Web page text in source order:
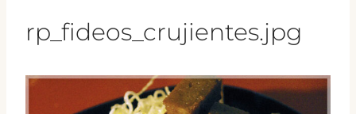
rp_fideos_crujientes.jpg